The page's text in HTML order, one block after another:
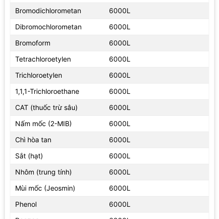
hình hiển thị, giúp thao tác trực quan hơn.
4 chế độ nước trong sinh hoạt hằng ngày
Ngoài các chế độ điện phân, máy còn có tốc độ dòng lọc 2.5
L/phút ở áp suất nước 100 kPa. Điều này cho thấy thiết bị không
chỉ tạo nước điện phân mà còn xử lý nước qua bộ lọc trước khi
đưa vào sử dụng. Tốc độ dòng chảy khi điện phân là 2.3 L/phút
Bromodichlorometan
6000L
Dibromochlorometan
6000L
Bromoform
6000L
Tetrachloroetylen
6000L
Trichloroetylen
6000L
1,1,1-Trichloroethane
6000L
CAT (thuốc trừ sâu)
6000L
Nấm mốc (2-MIB)
6000L
Chì hòa tan
6000L
Sắt (hạt)
6000L
Nhôm (trung tính)
6000L
Mùi mốc (Jeosmin)
6000L
Phenol
6000L